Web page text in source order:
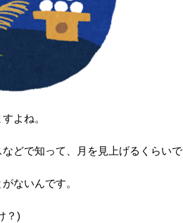
よね。
どで知って、月を見上げるくらいで
ないんです。
？)